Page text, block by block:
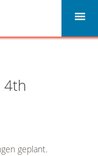
4th
geplant.